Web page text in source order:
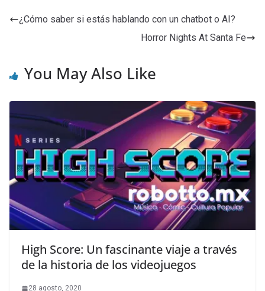
¿Cómo saber si estás hablando con un chatbot o AI?
Horror Nights At Santa Fe
You May Also Like
High Score: Un fascinante viaje a través
de la historia de los videojuegos
28 agosto, 2020